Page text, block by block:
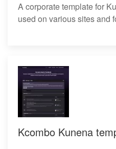
A corporate template for
used on various sites and
Kcombo Kunena